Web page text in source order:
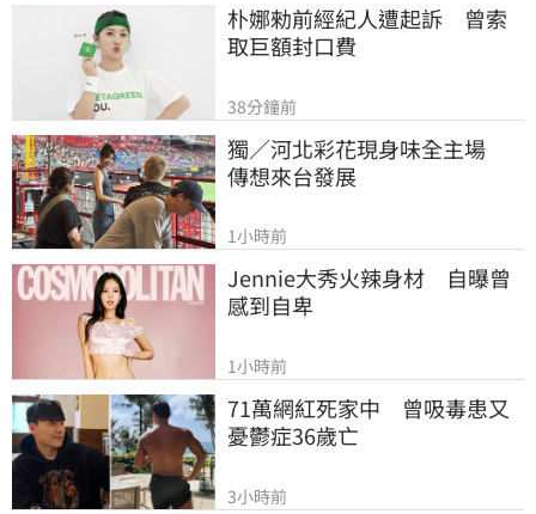
朴娜勑前經紀人遭起訴　曾索
取巨額封口費
38分鐘前
獨／河北彩花現身味全主場
傳想來台發展
1小時前
Jennie大秀火辣身材　自曝曾
感到自卑
1小時前
71萬網紅死家中　曾吸毒患又
憂鬱症36歲亡
3小時前